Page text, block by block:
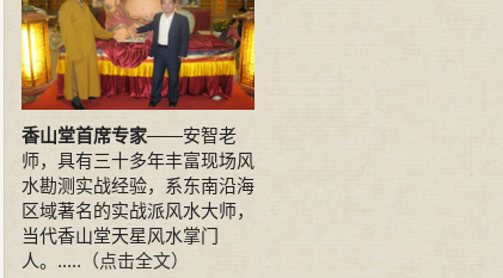
香山堂首席专家——安智老
师，具有三十多年丰富现场风
水勘测实战经验，系东南沿海
区域著名的实战派风水大师，
当代香山堂天星风水掌门
人。..... （点击全文）